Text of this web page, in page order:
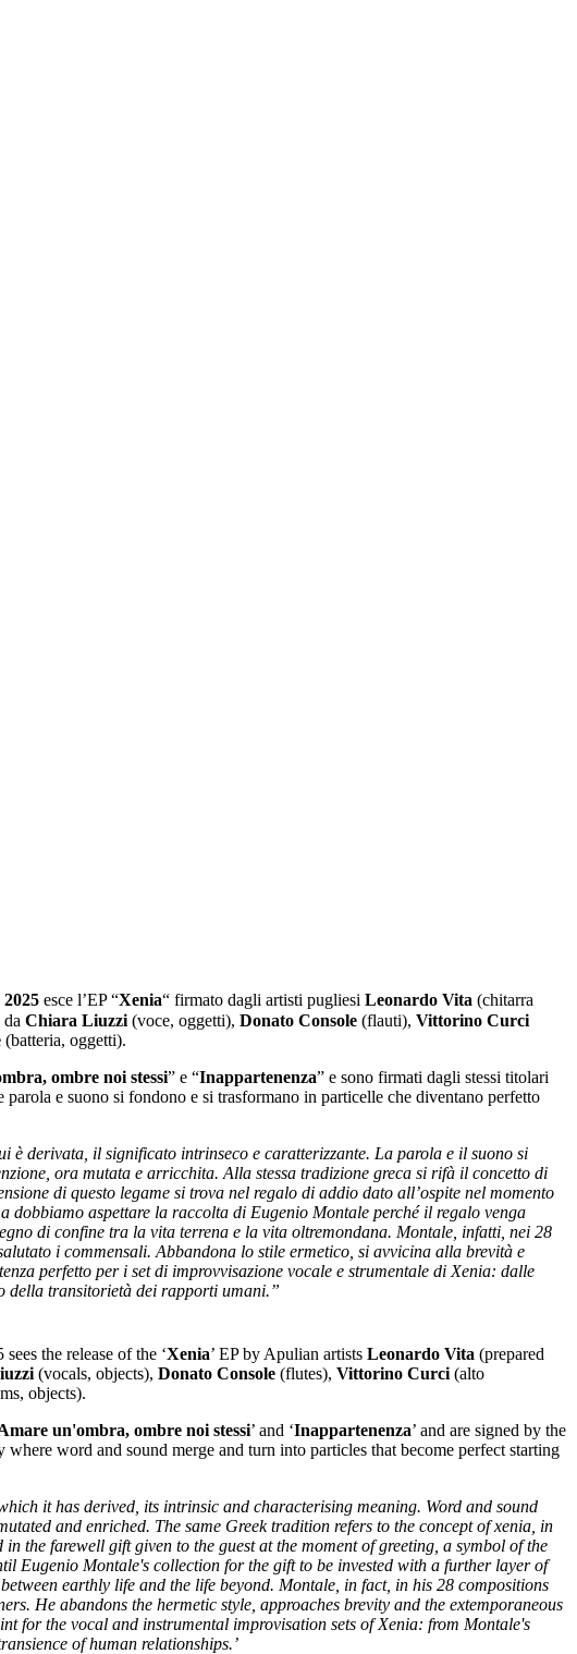
2025 esce l’EP “Xenia“ firmato dagli artisti pugliesi Leonardo Vita (chitarra
Chiara Liuzzi (voce, oggetti), Donato Console (flauti), Vittorino Curci
(batteria, oggetti).
ombre noi stessi” e “Inappartenenza” e sono firmati dagli stessi titolari
parola e suono si fondono e si trasformano in particelle che diventano perfetto
derivata, il significato intrinseco e caratterizzante. La parola e il suono si
ora mutata e arricchita. Alla stessa tradizione greca si rifà il concetto di
di questo legame si trova nel regalo di addio dato all’ospite nel momento
dobbiamo aspettare la raccolta di Eugenio Montale perché il regalo venga
di confine tra la vita terrena e la vita oltremondana. Montale, infatti, nei 28
i commensali. Abbandona lo stile ermetico, si avvicina alla brevità e
perfetto per i set di improvvisazione vocale e strumentale di Xenia: dalle
della transitorietà dei rapporti umani.”
the release of the ‘Xenia’ EP by Apulian artists Leonardo Vita (prepared
(vocals, objects), Donato Console (flutes), Vittorino Curci (alto
objects).
un'ombra, ombre noi stessi’ and ‘Inappartenenza’ and are signed by the
word and sound merge and turn into particles that become perfect starting
it has derived, its intrinsic and characterising meaning. Word and sound
and enriched. The same Greek tradition refers to the concept of xenia, in
the farewell gift given to the guest at the moment of greeting, a symbol of the
Eugenio Montale's collection for the gift to be invested with a further layer of
earthly life and the life beyond. Montale, in fact, in his 28 compositions
He abandons the hermetic style, approaches brevity and the extemporaneous
for the vocal and instrumental improvisation sets of Xenia: from Montale's
of human relationships.’